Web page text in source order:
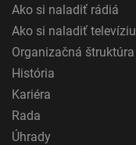
Ako si naladiť rádiá
Ako si naladiť televíziu
Organizačná štruktúra
História
Kariéra
Rada
Úhrady